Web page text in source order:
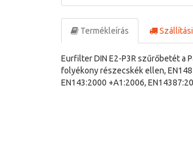
Termékleírás
Eurfilter DIN E2-P3R szűrőbetét a
folyékony részecskék ellen,
EN143:2000 +A1:2006,